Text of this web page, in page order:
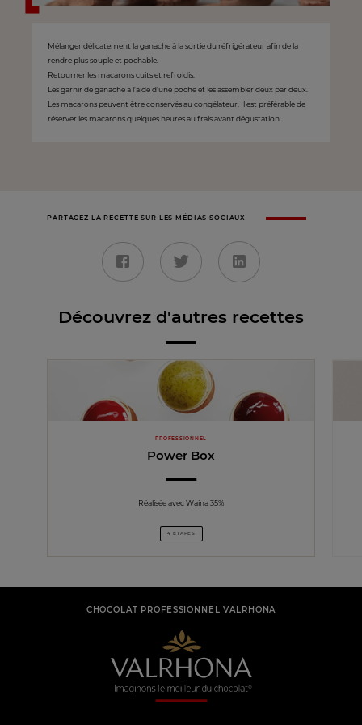
Mélanger délicatement la ganache à la sortie du réfrigérateur afin de la
rendre plus souple et pochable.
Retourner les macarons cuits et refroidis.
Les garnir de ganache à l’aide d’une poche et les assembler deux par deux.
Les macarons peuvent être conservés au congélateur. Il est préférable de
réserver les macarons quelques heures au frais avant dégustation.
PARTAGEZ LA RECETTE SUR LES MÉDIAS SOCIAUX
Découvrez d'autres recettes
PROFESSIONNEL
Power Box
Réalisée avec Waina 35%
4 ÉTAPES
CHOCOLAT PROFESSIONNEL VALRHONA